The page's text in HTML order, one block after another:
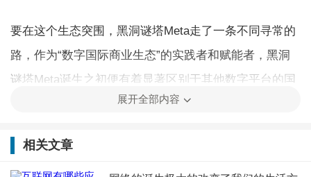
要在这个生态突围，黑洞谜塔Meta走了一条不同寻常的
路，作为“数字国际商业生态”的实践者和赋能者，黑洞
谜塔Meta诞生之初便有着显著区别于其他数字平台的国
际化基因，核心创始成员来自世界名校、新加坡人工智
山大学人工智能数字政务研究组等。黑洞谜塔Meta积极
展开全部内容
相关文章